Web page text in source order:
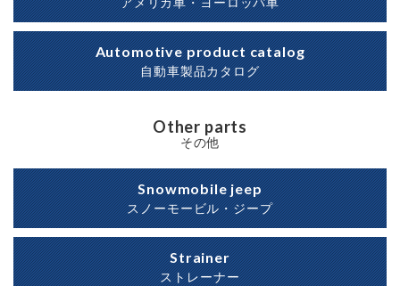
アメリカ車・ヨーロッパ車
Automotive product catalog
自動車製品カタログ
Other parts
その他
Snowmobile jeep
スノーモービル・ジープ
Strainer
ストレーナー